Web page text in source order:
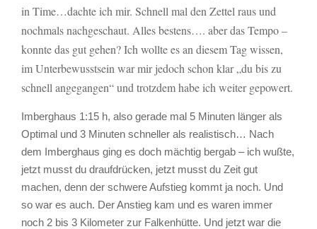
in Time…dachte ich mir. Schnell mal den Zettel raus und
nochmals nachgeschaut. Alles bestens…. aber das Tempo –
konnte das gut gehen? Ich wollte es an diesem Tag wissen,
im Unterbewusstsein war mir jedoch schon klar „du bis zu
schnell angegangen“ und trotzdem habe ich weiter gepowert.
Imberghaus 1:15 h, also gerade mal 5 Minuten länger als
Optimal und 3 Minuten schneller als realistisch… Nach
dem Imberghaus ging es doch mächtig bergab – ich wußte,
jetzt musst du draufdrücken, jetzt musst du Zeit gut
machen, denn der schwere Aufstieg kommt ja noch. Und
so war es auch. Der Anstieg kam und es waren immer
noch 2 bis 3 Kilometer zur Falkenhütte. Und jetzt war die